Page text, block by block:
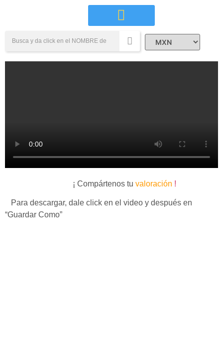
¡ Compártenos tu valoración !
Para descargar, dale click en el video y después en
“Guardar Como”